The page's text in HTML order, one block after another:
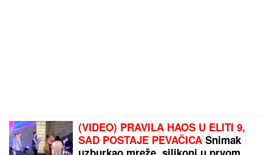
(VIDEO) PRAVILA HAOS U ELITI 9,
SAD POSTAJE PEVAČICA Snimak